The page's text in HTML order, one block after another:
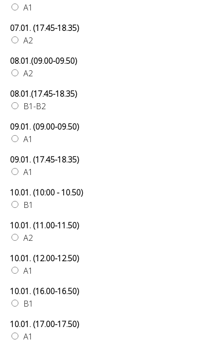
A1
07.01. (17.45-18.35)
A2
08.01.(09.00-09.50)
A2
08.01.(17.45-18.35)
B1-B2
09.01. (09.00-09.50)
A1
09.01. (17.45-18.35)
A1
10.01. (10:00 - 10.50)
B1
10.01. (11.00-11.50)
A2
10.01. (12.00-12.50)
A1
10.01. (16.00-16.50)
B1
10.01. (17.00-17.50)
A1